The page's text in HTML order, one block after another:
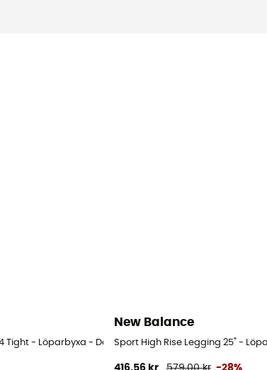
Tight - Löparbyxa - Dam
New Balance
Sport High Rise Legging 25" -
416,56 kr 579,00 kr -28%